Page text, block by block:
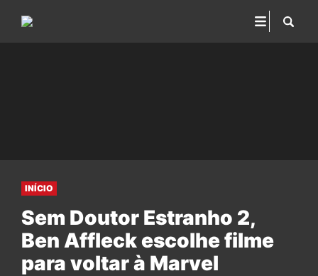
INÍCIO
Sem Doutor Estranho 2,
Ben Affleck escolhe filme
para voltar à Marvel